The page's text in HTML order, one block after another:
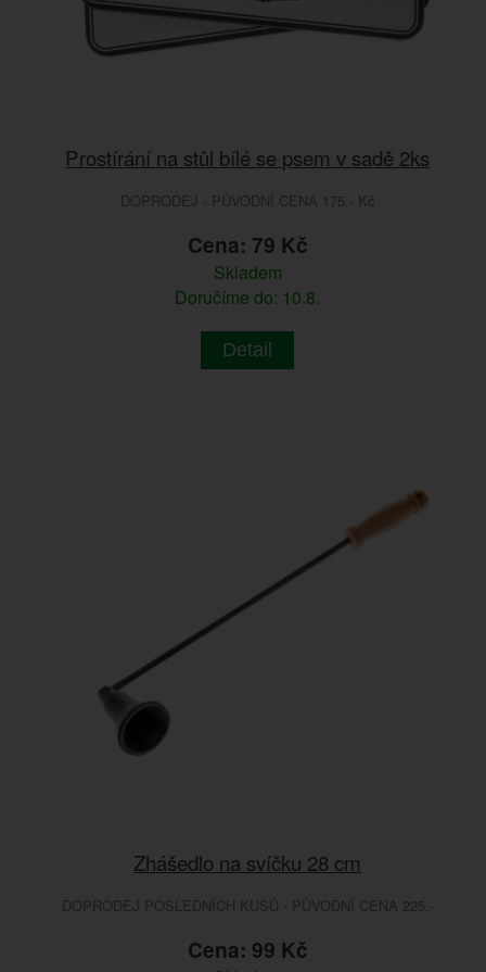
Prostírání na stůl bílé se psem v sadě 2ks
DOPRODEJ - PŮVODNÍ CENA 175.- Kč
Cena: 79 Kč
Skladem
Doručíme do: 10.8.
Detail
Zhášedlo na svíčku 28 cm
DOPRODEJ POSLEDNÍCH KUSŮ - PŮVODNÍ CENA 225.-
Cena: 99 Kč